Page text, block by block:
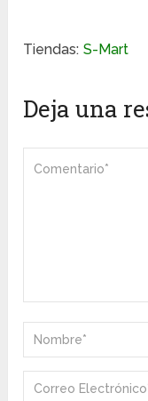
Tiendas: S-Mart
Deja una